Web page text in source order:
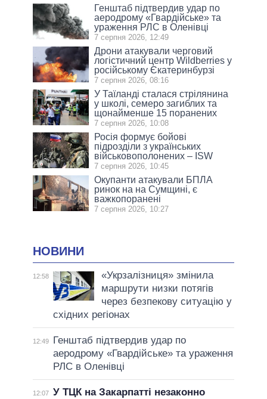
Генштаб підтвердив удар по
аеродрому «Гвардійське» та
ураження РЛС в Оленівці
7 серпня 2026, 12:49
Дрони атакували черговий
логістичний центр Wildberries у
російському Єкатеринбурзі
7 серпня 2026, 08:16
У Таїланді сталася стрілянина
у школі, семеро загиблих та
щонайменше 15 поранених
7 серпня 2026, 10:08
Росія формує бойові
підрозділи з українських
військовополонених – ISW
7 серпня 2026, 10:45
Окупанти атакували БПЛА
ринок на на Сумщині, є
важкопоранені
7 серпня 2026, 10:27
НОВИНИ
12:58
«Укрзалізниця» змінила
маршрути низки потягів
через безпекову ситуацію у
східних регіонах
12:49
Генштаб підтвердив удар по
аеродрому «Гвардійське» та ураження
РЛС в Оленівці
12:07 У ТЦК на Закарпатті незаконно